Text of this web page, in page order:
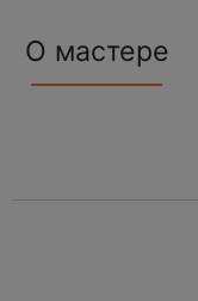
О мастере